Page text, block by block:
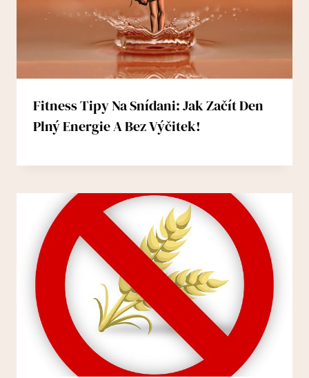
Fitness Tipy Na Snídani: Jak Začít Den
Plný Energie A Bez Výčitek!